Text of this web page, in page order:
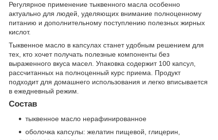
Регулярное применение тыквенного масла особенно
актуально для людей, уделяющих внимание полноценному
питанию и дополнительному поступлению полезных жирных
кислот.
Тыквенное масло в капсулах станет удобным решением для
тех, кто хочет получать полезные компоненты без
выраженного вкуса масел. Упаковка содержит 100 капсул,
рассчитанных на полноценный курс приема. Продукт
подходит для домашнего использования и легко вписывается
в ежедневный режим.
Состав
тыквенное масло нерафинированное
оболочка капсулы: желатин пищевой, глицерин,